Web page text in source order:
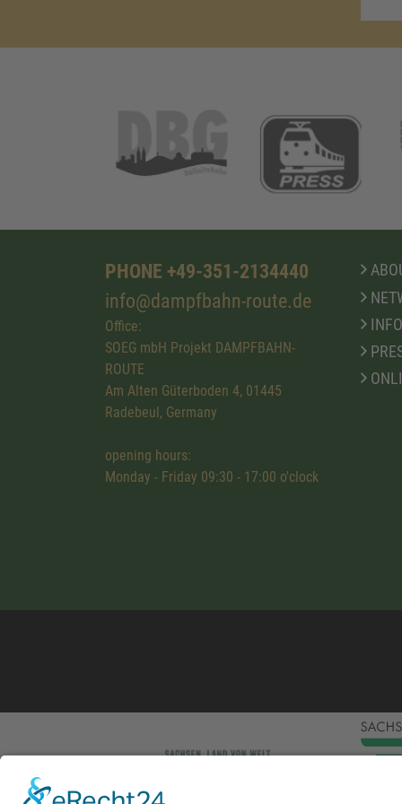
PHONE +49-351-2134440
info@dampfbahn-route.de
Office:
SOEG mbH Projekt DAMPFBAHN-
ROUTE
Am Alten Güterboden 4, 01445
Radebeul, Germany
opening hours:
Monday - Friday 09:30 - 17:00 o'clock